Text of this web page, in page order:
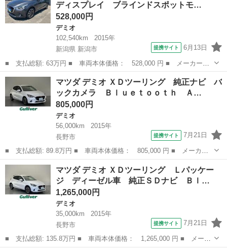
ＵＸ／ＨＵＤ...
ディスプレイ ブラインドスポットモ…
528,000円
デミオ
102,540km
2015年
新潟県 新潟市
提携サイト 6月13日
■ 支払総額: 63万円 ■ 車両本体価格： 528,000 円 ■ メーカー
名： マツダ ■ 車種名： デミオ ■ グレード名： ＸＤツーリン
グ ヘッドアップディスプレイ ブラインドスポットモニター ナ
ビ 地デジ Ｂｌｕ...
新潟 新潟市 デミオ
マツダ デミオ ＸＤツーリング 純正ナビ バ
ックカメラ Ｂｌｕｅｔｏｏｔｈ Ａ…
805,000円
デミオ
56,000km
2015年
長野市
提携サイト 7月21日
■ 支払総額: 89.8万円 ■ 車両本体価格： 805,000 円 ■ メーカー
名： マツダ ■ 車種名： デミオ ■ グレード名： ＸＤツーリン
グ 純正ナビ バックカメラ Ｂｌｕｅｔｏｏｔｈ Ａｕｄｉｏ 衝
突被害軽減ブ...
長野 長野市 デミオ
マツダ デミオ ＸＤツーリング Ｌパッケー
ジ ディーゼル車 純正ＳＤナビ Ｂｌ…
1,265,000円
デミオ
35,000km
2015年
長野市
提携サイト 7月21日
■ 支払総額: 135.8万円 ■ 車両本体価格： 1,265,000 円 ■ メーカ
ー名： マツダ ■ 車種名： デミオ ■ グレード名： ＸＤツーリ